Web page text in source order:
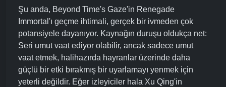
Şu anda, Beyond Time's Gaze'in Renegade
Immortal'ı geçme ihtimali, gerçek bir ivmeden çok
potansiyele dayanıyor. Kaynağın duruşu oldukça net:
Seri umut vaat ediyor olabilir, ancak sadece umut
vaat etmek, halihazırda hayranlar üzerinde daha
güçlü bir etki bırakmış bir uyarlamayı yenmek için
yeterli değildir. Eğer izleyiciler hala Xu Qing'in